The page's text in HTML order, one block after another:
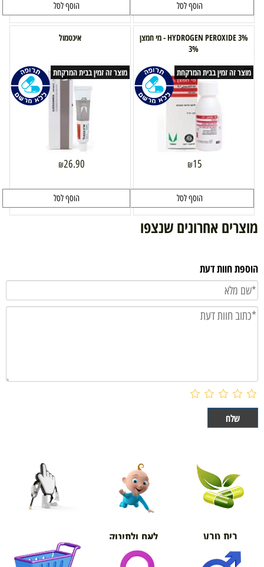
הוסף לסל הוסף לסל
HYDROGEN PEROXIDE 3% - מי חמצן
3%
מוצר זה זמין בבית המרקחת
₪15
הוסף לסל
איכטמול
מוצר זה זמין בבית המרקחת
₪26.90
הוסף לסל
מוצרים אחרונים שנצפו
הוספת חוות דעת
בית טבע לאם ולתינוק